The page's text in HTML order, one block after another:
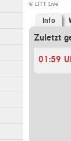
© LITT Live
Info
Zuletzt
01:59